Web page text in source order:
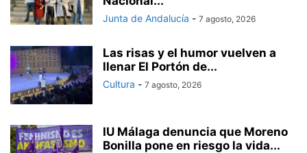
Junta de Andalucía - 7 agosto, 2026
Las risas y el humor vuelven a
llenar El Portón de...
Cultura - 7 agosto, 2026
IU Málaga denuncia que Moreno
Bonilla pone en riesgo la vida...